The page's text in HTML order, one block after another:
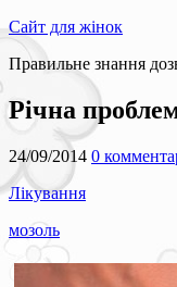
Сайт для жінок
Правильне знання
Річна
24/09/2014 0
Лікування
мозоль